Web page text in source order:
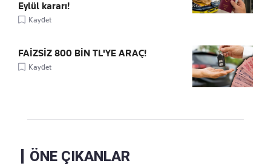
Eylül kararı!
Kaydet
FAİZSİZ 800 BİN TL'YE ARAÇ!
Kaydet
ÖNE ÇIKANLAR